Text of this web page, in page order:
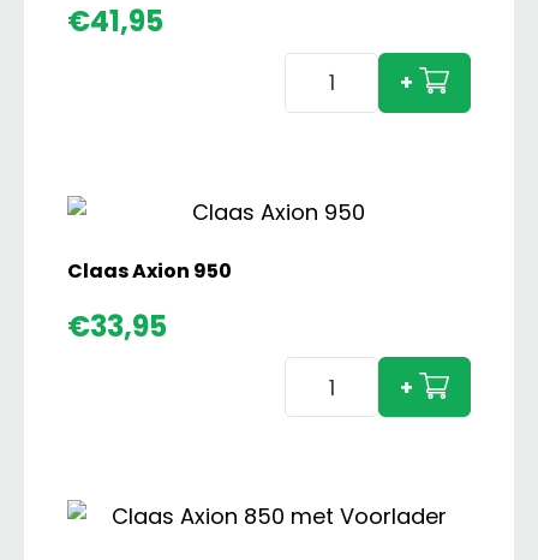
€41,95
Claas
Xerion
+
Claas Axion 950
€33,95
Claas
Axion
+